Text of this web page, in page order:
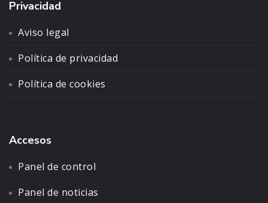
Privacidad
Aviso legal
Política de privacidad
Política de cookies
Accesos
Panel de control
Panel de noticias